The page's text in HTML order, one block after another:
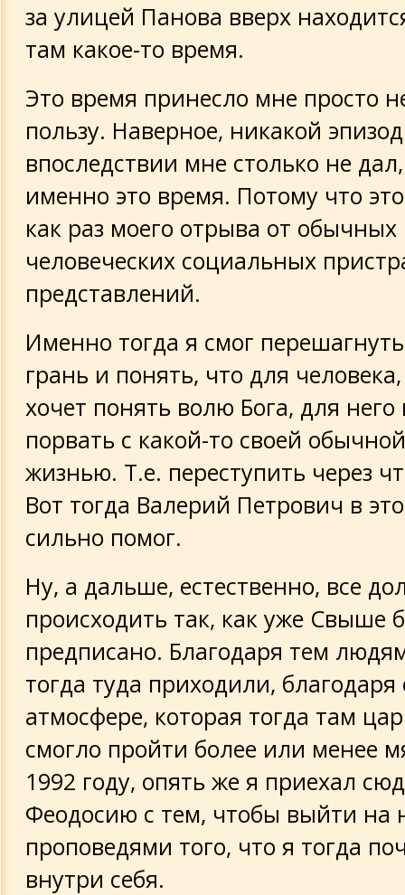
за улицей Панова вверх
там какое-то время.
Это время принесло мне просто
пользу. Наверное, никакой
впоследствии мне столько не
именно это время. Потому что
как раз моего отрыва от
человеческих социальных
представлений.
Именно тогда я смог
грань и понять, что для
хочет понять волю Бога, для
порвать с какой-то своей
жизнью. Т.е. переступить через
Вот тогда Валерий Петрович в
сильно помог.
Ну, а дальше, естественно, все
происходить так, как уже Свыше
предписано. Благодаря тем
тогда туда приходили, благодаря
атмосфере, которая тогда там
смогло пройти более или менее
1992 году, опять же я приехал
Феодосию с тем, чтобы выйти на
проповедями того, что я тогда
внутри себя.